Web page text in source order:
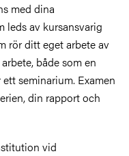
med dina
leds av kursansvarig
rör ditt eget arbete av
både som en
seminarium. Examen
din rapport och
vid